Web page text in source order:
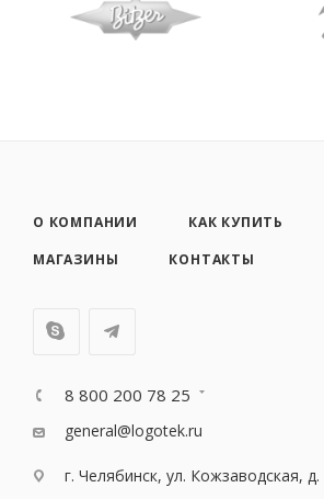
О КОМПАНИИ КАК КУПИТЬ
МАГАЗИНЫ
КОНТАКТЫ
8 800 200 78 25
general@logotek.ru
г. Челябинск, ул. Кожзаводская,